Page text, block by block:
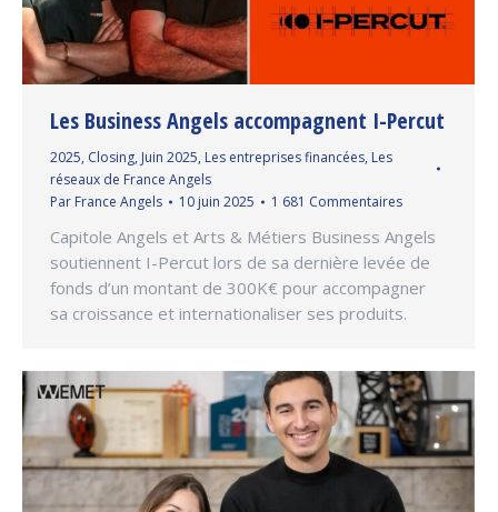
Les Business Angels accompagnent I-Percut
2025, Closing, Juin 2025, Les entreprises financées, Les
réseaux de France Angels
Par France Angels 10 juin 2025 1 681 Commentaires
Capitole Angels et Arts & Métiers Business Angels
soutiennent I-Percut lors de sa dernière levée de
fonds d’un montant de 300K€ pour accompagner
sa croissance et internationaliser ses produits.